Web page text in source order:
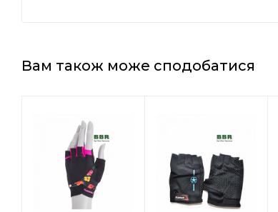
Вам також може сподобатися